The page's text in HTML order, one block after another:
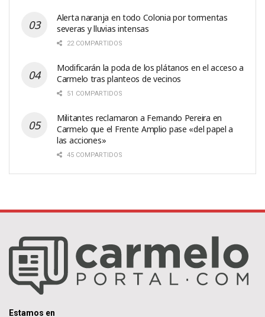
Alerta naranja en todo Colonia por tormentas
severas y lluvias intensas
22 COMPARTIDOS
Modificarán la poda de los plátanos en el acceso a
Carmelo tras planteos de vecinos
51 COMPARTIDOS
Militantes reclamaron a Fernando Pereira en
Carmelo que el Frente Amplio pase «del papel a
las acciones»
45 COMPARTIDOS
Estamos en